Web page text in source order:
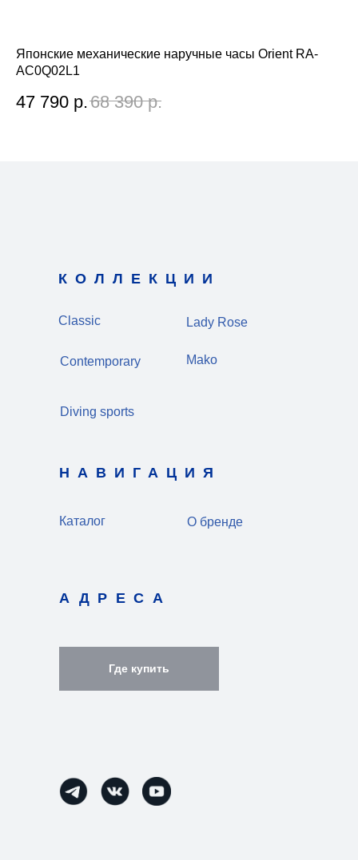
Японские механические наручные часы Orient RA-
AC0Q02L1
47 790 р.68 390 р.
О бренде
Каталог
Lady Rose
Diving sports
Contemporary
АДРЕСА
НАВИГАЦИЯ
КОЛЛЕКЦИИ
Classic
Mako
Где купить